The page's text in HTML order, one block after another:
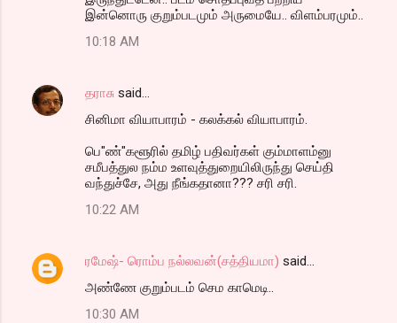
இன்னொரு குறும்படமும் அருமையே.. விளம்பரமும்..
10:18 AM
தராசு said…
சினிமா வியாபாரம் - கலக்கல் வியாபாரம்.
பெ"ண்"களூரில் தமிழ் பதிவர்கள் கும்மாளம்னு
சமீபத்துல நம்ம உளவுத்துறையிலிருந்து செய்தி
வந்துச்சே, அது நீங்கதானா??? சரி சரி.
10:22 AM
ரமேஷ்- ரொம்ப நல்லவன்(சத்தியமா) said…
அண்ணே குறும்படம் செம காமெடி..
10:30 AM